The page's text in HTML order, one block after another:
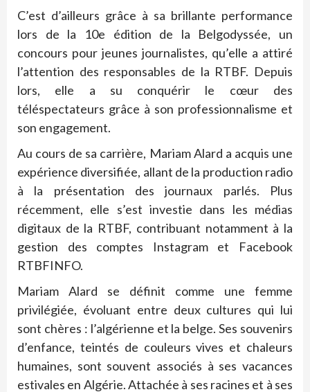
C’est d’ailleurs grâce à sa brillante performance
lors de la 10e édition de la Belgodyssée, un
concours pour jeunes journalistes, qu’elle a attiré
l’attention des responsables de la RTBF. Depuis
lors, elle a su conquérir le cœur des
téléspectateurs grâce à son professionnalisme et
son engagement.
Au cours de sa carrière, Mariam Alard a acquis une
expérience diversifiée, allant de la production radio
à la présentation des journaux parlés. Plus
récemment, elle s’est investie dans les médias
digitaux de la RTBF, contribuant notamment à la
gestion des comptes Instagram et Facebook
RTBFINFO.
Mariam Alard se définit comme une femme
privilégiée, évoluant entre deux cultures qui lui
sont chères : l’algérienne et la belge. Ses souvenirs
d’enfance, teintés de couleurs vives et chaleurs
humaines, sont souvent associés à ses vacances
estivales en Algérie. Attachée à ses racines et à ses